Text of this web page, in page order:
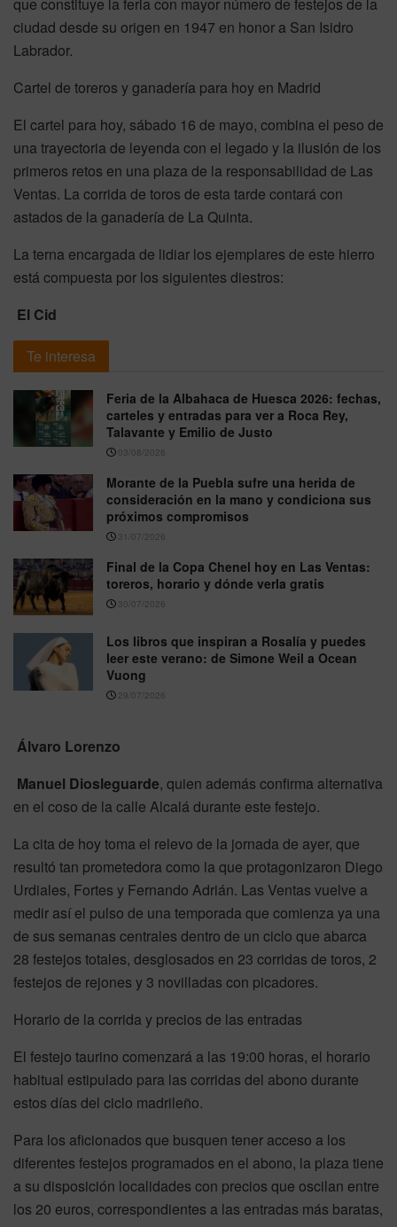
ciudad desde su origen en 1947 en honor a San Isidro
Labrador.
Cartel de toreros y ganadería para hoy en Madrid
El cartel para hoy, sábado 16 de mayo, combina el peso de
una trayectoria de leyenda con el legado y la ilusión de los
primeros retos en una plaza de la responsabilidad de Las
Ventas. La corrida de toros de esta tarde contará con
astados de la ganadería de La Quinta.
La terna encargada de lidiar los ejemplares de este hierro
está compuesta por los siguientes diestros:
El Cid
Te interesa
Feria de la Albahaca de Huesca 2026: fechas,
carteles y entradas para ver a Roca Rey,
Talavante y Emilio de Justo
03/08/2026
Morante de la Puebla sufre una herida de
consideración en la mano y condiciona sus
próximos compromisos
31/07/2026
Final de la Copa Chenel hoy en Las Ventas:
toreros, horario y dónde verla gratis
30/07/2026
Los libros que inspiran a Rosalía y puedes
leer este verano: de Simone Weil a Ocean
Vuong
29/07/2026
Álvaro Lorenzo
Manuel Diosleguarde, quien además confirma alternativa
en el coso de la calle Alcalá durante este festejo.
La cita de hoy toma el relevo de la jornada de ayer, que
resultó tan prometedora como la que protagonizaron Diego
Urdiales, Fortes y Fernando Adrián. Las Ventas vuelve a
medir así el pulso de una temporada que comienza ya una
de sus semanas centrales dentro de un ciclo que abarca
28 festejos totales, desglosados en 23 corridas de toros, 2
festejos de rejones y 3 novilladas con picadores.
Horario de la corrida y precios de las entradas
El festejo taurino comenzará a las 19:00 horas, el horario
habitual estipulado para las corridas del abono durante
estos días del ciclo madrileño.
Para los aficionados que busquen tener acceso a los
diferentes festejos programados en el abono, la plaza tiene
a su disposición localidades con precios que oscilan entre
los 20 euros, correspondientes a las entradas más baratas,